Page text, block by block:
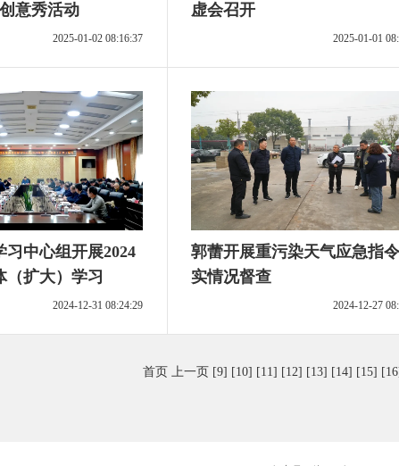
意秀活动
2025-01-02 08:16:37
虚会召开
2025-01-01
习中心组开展2024
（扩大）学习
2024-12-31 08:24:29
郭蕾开展重污染天气应急指
实情况督查
2024-12-27
首页 上一页 [9] [10] [11] [12] [13] [14] [15]